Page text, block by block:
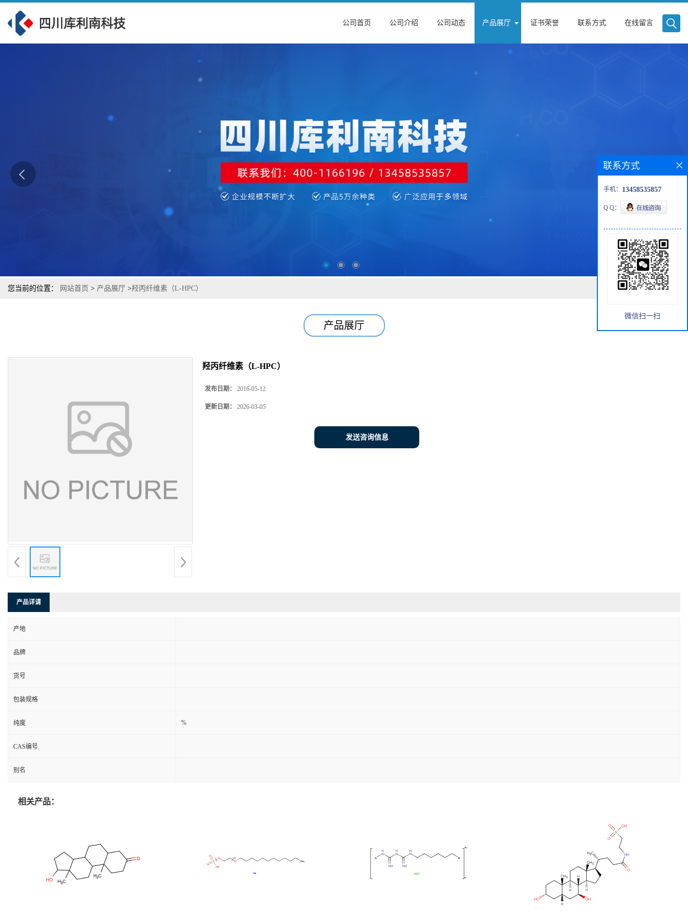
公司首页 公司介绍 公司动态 产品展厅 证书荣誉 联系方式 在线留言
您当前的位置： 网站首页 > 产品展厅 >羟丙纤维素（L-HPC）
产品展厅
羟丙纤维素（L-HPC）
发布日期： 2016-05-12
更新日期： 2026-03-05
发送咨询信息
产品详请
产地
品牌
货号
包装规格
纯度 %
CAS编号
别名
相关产品：
联系方式
手机： 13458535857
Q Q：
微信扫一扫